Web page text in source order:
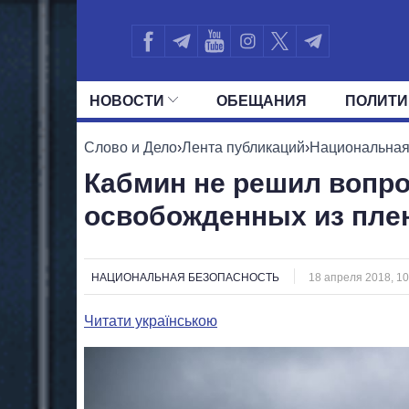
НОВОСТИ ОБЕЩАНИЯ
ВСЕ ПОЛИТИКИ ПРЕЗИДЕНТ И
Слово и Дело›Лента публикаций›
Кабмин не решил
освобожденных из
НАЦИОНАЛЬНАЯ БЕЗОПАСНОСТЬ 18 апреля 2018,
Читати українською